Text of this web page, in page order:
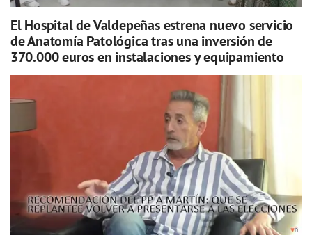
El Hospital de Valdepeñas estrena nuevo servicio
de Anatomía Patológica tras una inversión de
370.000 euros en instalaciones y equipamiento